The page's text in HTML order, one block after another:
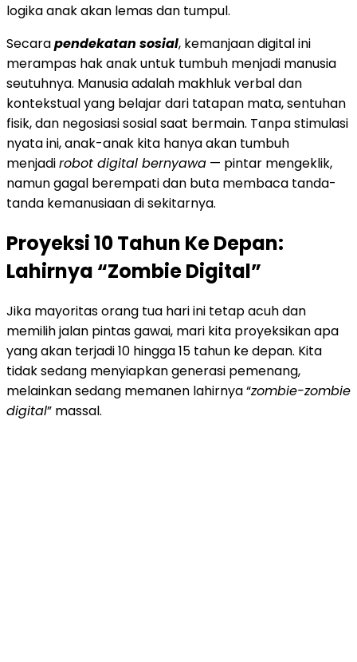
logika anak akan lemas dan tumpul.
Secarapendekatan sosial, kemanjaan digital ini
merampas hak anak untuk tumbuh menjadi manusia
seutuhnya. Manusia adalah makhluk verbal dan
kontekstual yang belajar dari tatapan mata, sentuhan
fisik, dan negosiasi sosial saat bermain. Tanpa stimulasi
nyata ini, anak-anak kita hanya akan tumbuh
menjadirobot digital bernyawa — pintar mengeklik,
namun gagal berempati dan buta membaca tanda-
tanda kemanusiaan di sekitarnya.
Proyeksi 10 Tahun Ke Depan:
Lahirnya “Zombie Digital”
Jika mayoritas orang tua hari ini tetap acuh dan
memilih jalan pintas gawai, mari kita proyeksikan apa
yang akan terjadi 10 hingga 15 tahun ke depan. Kita
tidak sedang menyiapkan generasi pemenang,
melainkan sedang memanen lahirnya “zombie-zombie
digital” massal.